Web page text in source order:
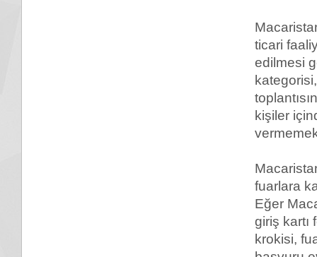
ticari
edilmesi
kişiler
fuarlara
Eğer
giriş kartı
krokisi,